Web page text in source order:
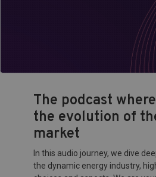
The podcast
the evolution of
market
In this audio journey, we dive
the dynamic energy industry,